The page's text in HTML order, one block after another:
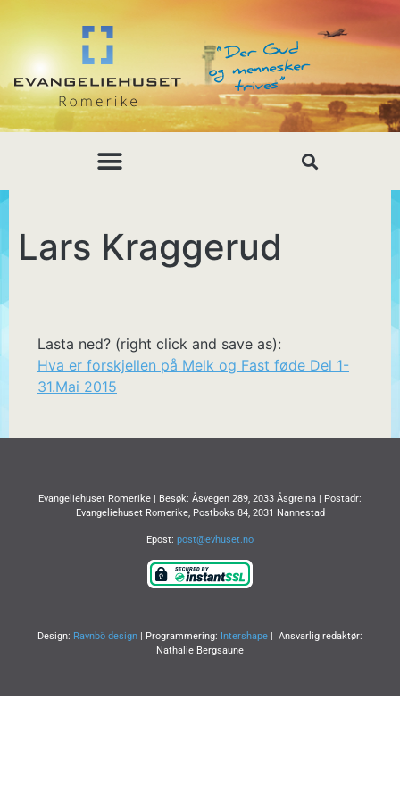
Lars Kraggerud
Lasta ned? (right click and save as):
Hva er forskjellen på Melk og Fast føde Del 1-
31.Mai 2015
Evangeliehuset Romerike | Besøk: Åsvegen 289, 2033 Åsgreina | Postadr:
Evangeliehuset Romerike, Postboks 84, 2031 Nannestad
Epost: post@evhuset.no
Design: Ravnbö design | Programmering: Intershape | Ansvarlig redaktør:
Nathalie Bergsaune